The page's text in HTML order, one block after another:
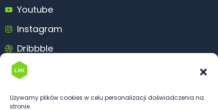
Używamy plików cookies w celu personalizacji doświadczenia na
stronie.
Youtube
Instagram
Dribbble
Behance